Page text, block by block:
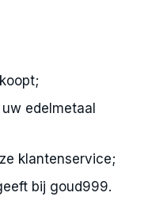
edelmetaal
klantenservice;
bij goud999.